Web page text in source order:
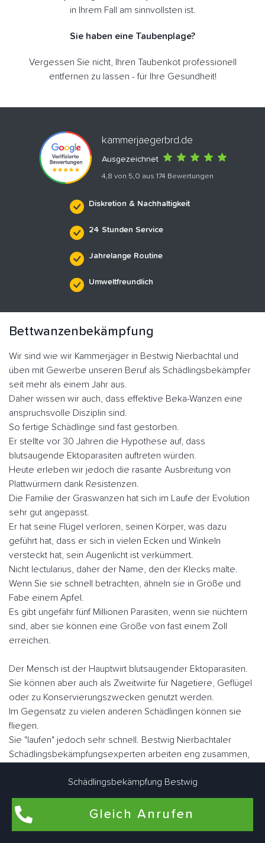
in Ihrem Fall am sinnvollsten ist.
Sie haben eine Taubenplage?
Vergessen Sie nicht, Ihren Taubenkot professionell
entfernen zu lassen - für Ihre Gesundheit!
kammerjaegerbrd.de
Ausgezeichnet
4,8 von 5,0 aus 174 Bewertungen
Diskretion & Nachhaltigkeit
24 Stunden Service
Jahrelange Routine
Umweltfreundlich
Bettwanzenbekämpfung
Wir sind wie wir Kammerjäger in Bestwig Nierbachtal und
üben mit Gewerbe unseren Beruf als Schädlingsbekämpfer
seit mehr als einem Jahr aus.
Daher wissen wir auch, dass effektive Beka-Wanzen eine
anspruchsvolle Disziplin sind.
So fertige Schädlinge sind fast gestorben.
Er stellte vor 30 Jahren die Hypothese auf, dass
blutsaugende Ektoparasiten auftreten würden.
Heute erleben wir jedoch die rasante Ausbreitung von
Plattwürmern dank Resistenzen.
Die Familie der Graswanzen hat sich im Laufe der Evolution
sehr gut angepasst.
Er hat seine Flügel verloren, seinen Körper, was dazu
geführt hat, dass er sich in vielen Ecken und Winkeln
versteckt hat, sein Augenlicht ist verkümmert.
Nicht lectularius, daher der Name, den der Klecks malte.
Wenn Sie sie schnell betrachten, ähneln sie in Größe und
Fabe einem Apfel.
Es gibt ungefähr fünf Millionen Parasiten, wenn sie nüchtern
sind, aber sie können eine Größe von fast einem Zoll
erreichen.
Der Mensch ist der Hauptwirt blutsaugender Ektoparasiten.
Sie können aber auch als Zweitwirte für Nagetiere, Geflügel
oder zu Konservierungszwecken genutzt werden.
Im Gegensatz zu vielen anderen Schädlingen können sie
fliegen.
Sie "laufen" jedoch sehr schnell. Bestwig Nierbachtaler
Schädlingsbekämpfungsexperten arbeiten eng zusammen,
Flohbekämpfung in Bestwig Nierbachtal
Schädlingsbekämpfung Bestwig
Gleich Anrufen